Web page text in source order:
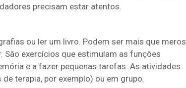
precisam estar atentos.
ou ler um livro. Podem ser mais que meros
São exercícios que estimulam as funções
e a fazer pequenas tarefas. As atividades
terapia, por exemplo) ou em grupo.